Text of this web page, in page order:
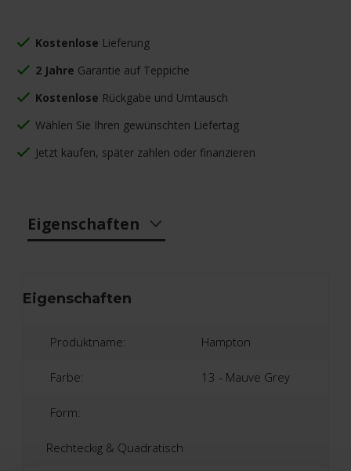
Kostenlose Lieferung
2 Jahre Garantie auf Teppiche
Kostenlose Rückgabe und Umtausch
Wählen Sie Ihren gewünschten Liefertag
Jetzt kaufen, später zahlen oder finanzieren
Eigenschaften
Eigenschaften
Produktname: Hampton
Farbe: 13 - Mauve Grey
Form:
Rechteckig & Quadratisch